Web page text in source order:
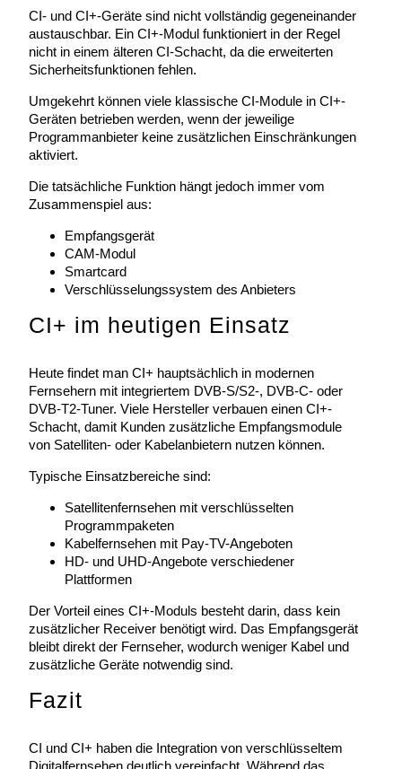
CI- und CI+-Geräte sind nicht vollständig gegeneinander
austauschbar. Ein CI+-Modul funktioniert in der Regel
nicht in einem älteren CI-Schacht, da die erweiterten
Sicherheitsfunktionen fehlen.
Umgekehrt können viele klassische CI-Module in CI+-
Geräten betrieben werden, wenn der jeweilige
Programmanbieter keine zusätzlichen Einschränkungen
aktiviert.
Die tatsächliche Funktion hängt jedoch immer vom
Zusammenspiel aus:
Empfangsgerät
CAM-Modul
Smartcard
Verschlüsselungssystem des Anbieters
CI+ im heutigen Einsatz
Heute findet man CI+ hauptsächlich in modernen
Fernsehern mit integriertem DVB-S/S2-, DVB-C- oder
DVB-T2-Tuner. Viele Hersteller verbauen einen CI+-
Schacht, damit Kunden zusätzliche Empfangsmodule
von Satelliten- oder Kabelanbietern nutzen können.
Typische Einsatzbereiche sind:
Satellitenfernsehen mit verschlüsselten
Programmpaketen
Kabelfernsehen mit Pay-TV-Angeboten
HD- und UHD-Angebote verschiedener
Plattformen
Der Vorteil eines CI+-Moduls besteht darin, dass kein
zusätzlicher Receiver benötigt wird. Das Empfangsgerät
bleibt direkt der Fernseher, wodurch weniger Kabel und
zusätzliche Geräte notwendig sind.
Fazit
CI und CI+ haben die Integration von verschlüsseltem